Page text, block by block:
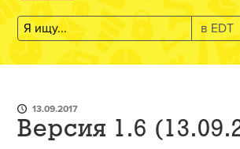
13.09.2017
Версия 1.6